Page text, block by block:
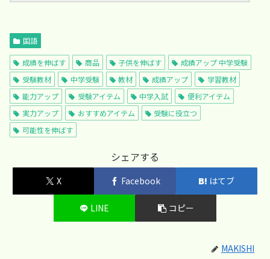
国語
成績を伸ばす 商品 子供を伸ばす
成績アップ 中学受験
受験教材
中学受験 教材 成績アップ
学習教材
能力アップ
受験アイテム 中学入試
便利アイテム
実力アップ
おすすめアイテム
受験に役立つ
可能性を伸ばす
シェアする
X Facebook はてブ
LINE コピー
MAKISHI